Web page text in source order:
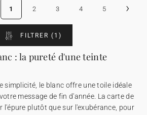
1 2 3 4 5 ›
FILTRER (1)
: la pureté d'une teinte
simplicité, le blanc offre une toile idéale
message de fin d'année. La carte de
l'épure plutôt que sur l'exubérance, pour